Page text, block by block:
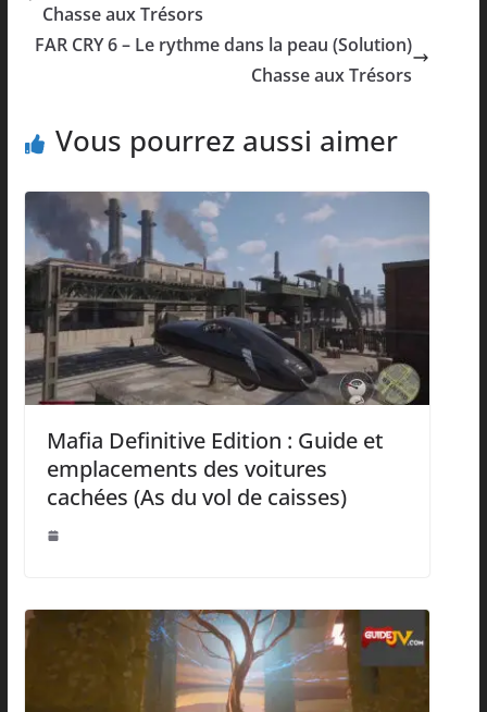
Chasse aux Trésors
FAR CRY 6 – Le rythme dans la peau (Solution)
Chasse aux Trésors
Vous pourrez aussi aimer
Mafia Definitive Edition : Guide et
emplacements des voitures
cachées (As du vol de caisses)